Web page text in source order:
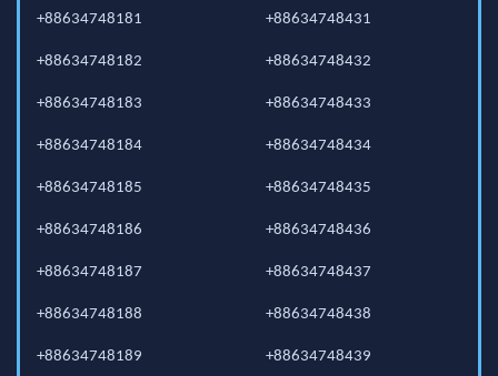
+88634748181
+88634748182
+88634748183
+88634748184
+88634748185
+88634748186
+88634748187
+88634748188
+88634748189
+88634748431
+88634748432
+88634748433
+88634748434
+88634748435
+88634748436
+88634748437
+88634748438
+88634748439